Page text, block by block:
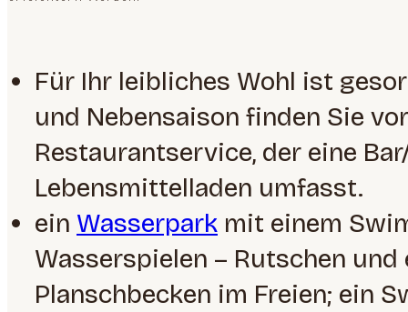
Für Ihr leibliches Wohl ist
und Nebensaison finden Sie
Restaurantservice, der eine
Lebensmittelladen umfasst.
ein Wasserpark mit einem
Wasserspielen – Rutschen und
Planschbecken im Freien; ein